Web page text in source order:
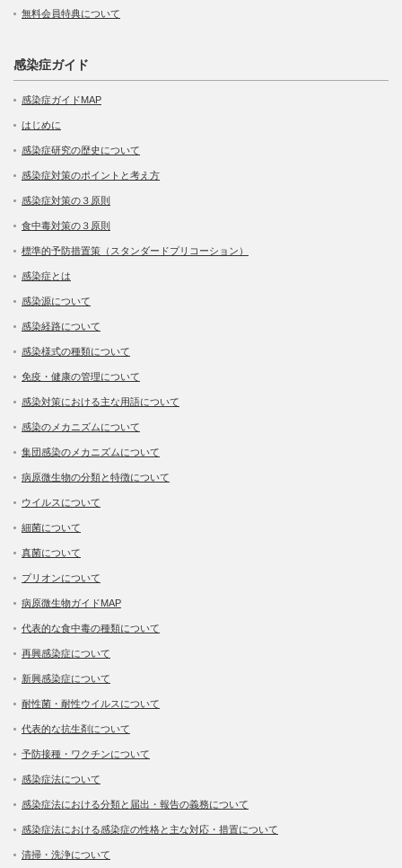
無料会員特典について
感染症ガイド
感染症ガイドMAP
はじめに
感染症研究の歴史について
感染症対策のポイントと考え方
感染症対策の３原則
食中毒対策の３原則
標準的予防措置策（スタンダードプリコーション）
感染症とは
感染源について
感染経路について
感染様式の種類について
免疫・健康の管理について
感染対策における主な用語について
感染のメカニズムについて
集団感染のメカニズムについて
病原微生物の分類と特徴について
ウイルスについて
細菌について
真菌について
プリオンについて
病原微生物ガイドMAP
代表的な食中毒の種類について
再興感染症について
新興感染症について
耐性菌・耐性ウイルスについて
代表的な抗生剤について
予防接種・ワクチンについて
感染症法について
感染症法における分類と届出・報告の義務について
感染症法における感染症の性格と主な対応・措置について
清掃・洗浄について